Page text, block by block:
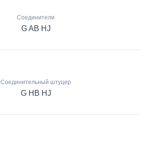
Соединители
G AB HJ
Соединительный штуцер
G HB HJ